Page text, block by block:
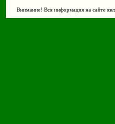
Внимание! Вся информация на сайте